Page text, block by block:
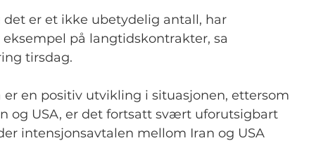
er et ikke ubetydelig antall, har
på langtidskontrakter, sa
tirsdag.
en positiv utvikling i situasjonen, ettersom
og USA, er det fortsatt svært uforutsigbart
intensjonsavtalen mellom Iran og USA